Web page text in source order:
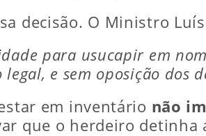
decisão. O Ministro
para usucapir em
e sem oposição dos
em inventário não
que o herdeiro detinha